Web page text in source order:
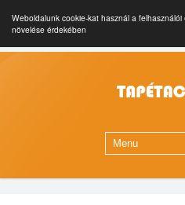
Weboldalunk cookie-kat használ a felhasználói
növelése érdekében